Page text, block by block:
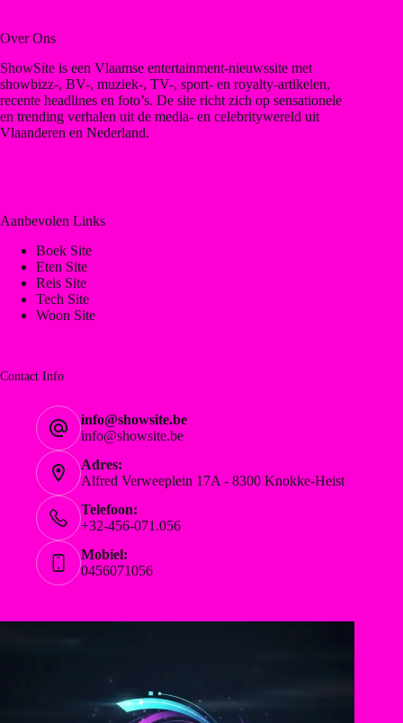
Over Ons
ShowSite is een Vlaamse entertainment-nieuwssite met
showbizz-, BV-, muziek-, TV-, sport- en royalty-artikelen,
recente headlines en foto’s. De site richt zich op sensationele
en trending verhalen uit de media- en celebritywereld uit
Vlaanderen en Nederland.
Aanbevolen Links
Boek Site
Eten Site
Reis Site
Tech Site
Woon Site
Contact Info
info@showsite.be
info@showsite.be
Adres:
Alfred Verweeplein 17A - 8300 Knokke-Heist
Telefoon:
+32-456-071.056
Mobiel:
0456071056